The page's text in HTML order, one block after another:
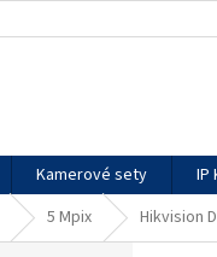
Kamerové sety IP
5 Mpix Hikvision